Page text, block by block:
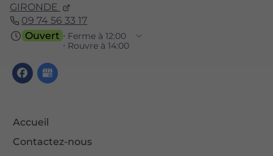
GIRONDE
09 74 56 33 17
Ouvert ⋅ Ferme à 12:00
⋅ Rouvre à 14:00
Accueil
Contactez-nous